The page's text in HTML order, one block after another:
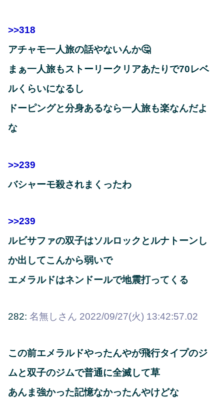
>>318
アチャモ一人旅の話やないんか🤔
まぁ一人旅もストーリークリアあたりで70レベ
ルくらいになるし
ドーピングと分身あるなら一人旅も楽なんだよ
な
>>239
バシャーモ殺されまくったわ
>>239
ルビサファの双子はソルロックとルナトーンし
か出してこんから弱いで
エメラルドはネンドールで地震打ってくる
282: 名無しさん 2022/09/27(火) 13:42:57.02
この前エメラルドやったんやが飛行タイプのジ
ムと双子のジムで普通に全滅して草
あんま強かった記憶なかったんやけどな